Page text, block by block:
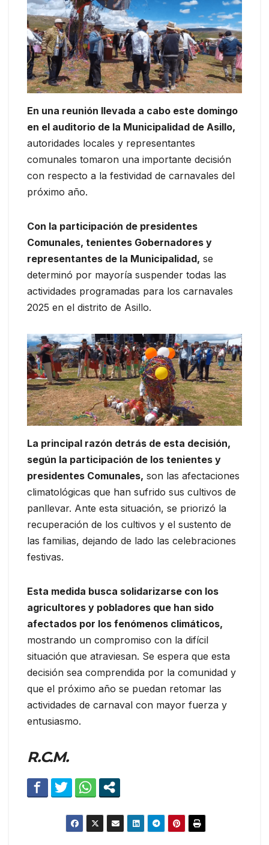
En una reunión llevada a cabo este domingo
en el auditorio de la Municipalidad de Asillo,
autoridades locales y representantes
comunales tomaron una importante decisión
con respecto a la festividad de carnavales del
próximo año.
Con la participación de presidentes
Comunales, tenientes Gobernadores y
representantes de la Municipalidad, se
determinó por mayoría suspender todas las
actividades programadas para los carnavales
2025 en el distrito de Asillo.
La principal razón detrás de esta decisión,
según la participación de los tenientes y
presidentes Comunales, son las afectaciones
climatológicas que han sufrido sus cultivos de
panllevar. Ante esta situación, se priorizó la
recuperación de los cultivos y el sustento de
las familias, dejando de lado las celebraciones
festivas.
Esta medida busca solidarizarse con los
agricultores y pobladores que han sido
afectados por los fenómenos climáticos,
mostrando un compromiso con la difícil
situación que atraviesan. Se espera que esta
decisión sea comprendida por la comunidad y
que el próximo año se puedan retomar las
actividades de carnaval con mayor fuerza y
entusiasmo.
R.C.M.